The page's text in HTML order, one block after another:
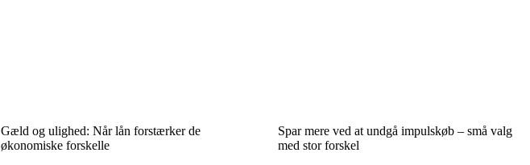
Gæld og ulighed: Når lån forstærker de
økonomiske forskelle
Spar mere ved at undgå impulskøb – små valg
med stor forskel